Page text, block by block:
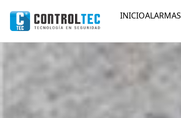
INICIOALARMAS